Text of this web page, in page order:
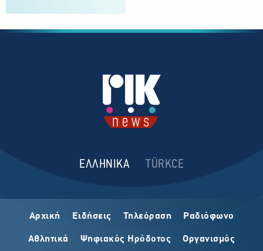
ΕΛΛΗΝΙΚΑ TÜRKCE
Αρχική Ειδήσεις Τηλεόραση Ραδιόφωνο
Αθλητικά Ψηφιακός Ηρόδοτος Οργανισμός